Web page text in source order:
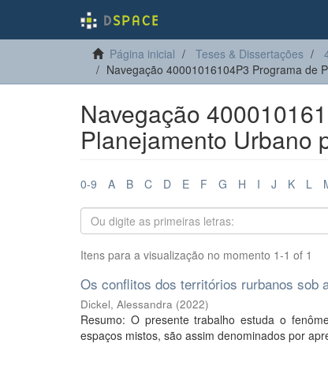
Página inicial Teses & Dissertações
Navegação 40001016104P3 Programa de
Navegação
Planejamento Urbano
0-9 A B C D E F G H I J K L
Itens para a visualização no momento 1-1 of 1
Os conflitos dos territórios rurbanos sob
Dickel, Alessandra (2022)
Resumo: O presente trabalho estuda o
espaços mistos, são assim denominados por